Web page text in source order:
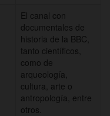
El canal con
documentales de
historia de la BBC,
tanto científicos,
como de
arqueología,
cultura, arte o
antropología, entre
otros.